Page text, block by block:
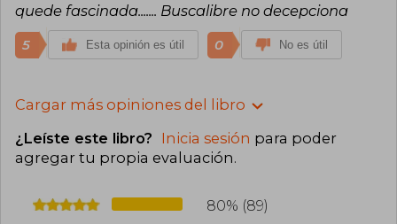
quede fascinada....... Buscalibre no decepciona
5 Esta opinión es útil 0 No es útil
Cargar más opiniones del libro
¿Leíste este libro? Inicia sesión para poder
agregar tu propia evaluación.
80% (89)